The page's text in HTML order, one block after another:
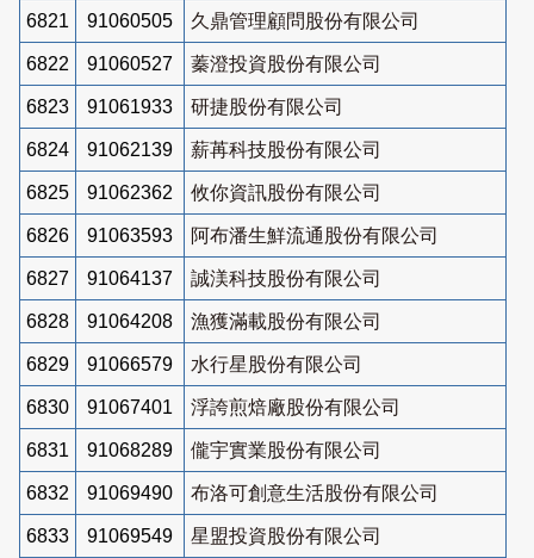
6821 91060505 久鼎管理顧問股份有限公司
6822 91060527 蓁澄投資股份有限公司
6823 91061933 研捷股份有限公司
6824 91062139 薪苒科技股份有限公司
6825 91062362 攸你資訊股份有限公司
6826 91063593 阿布潘生鮮流通股份有限公司
6827 91064137 誠渼科技股份有限公司
6828 91064208 漁獲滿載股份有限公司
6829 91066579 水行星股份有限公司
6830 91067401 浮誇煎焙廠股份有限公司
6831 91068289 儱宇實業股份有限公司
6832 91069490 布洛可創意生活股份有限公司
6833 91069549 星盟投資股份有限公司